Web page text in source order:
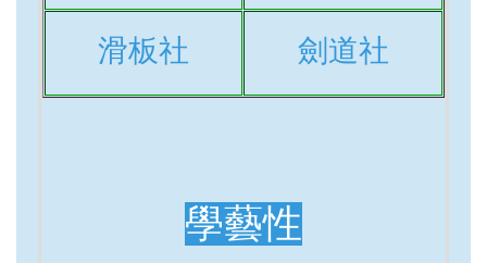
滑板社 劍道社
學藝性